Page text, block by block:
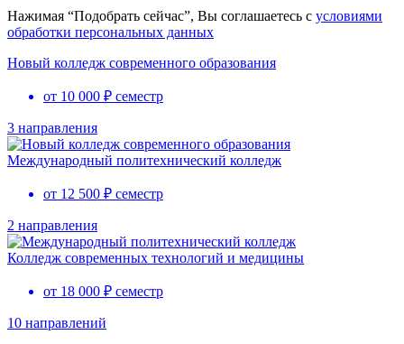
Нажимая “Подобрать сейчас”, Вы соглашаетесь с условиями
обработки персональных данных
Новый колледж современного образования
от 10 000 ₽ семестр
3 направления
Международный политехнический колледж
от 12 500 ₽ семестр
2 направления
Колледж современных технологий и медицины
от 18 000 ₽ семестр
10 направлений